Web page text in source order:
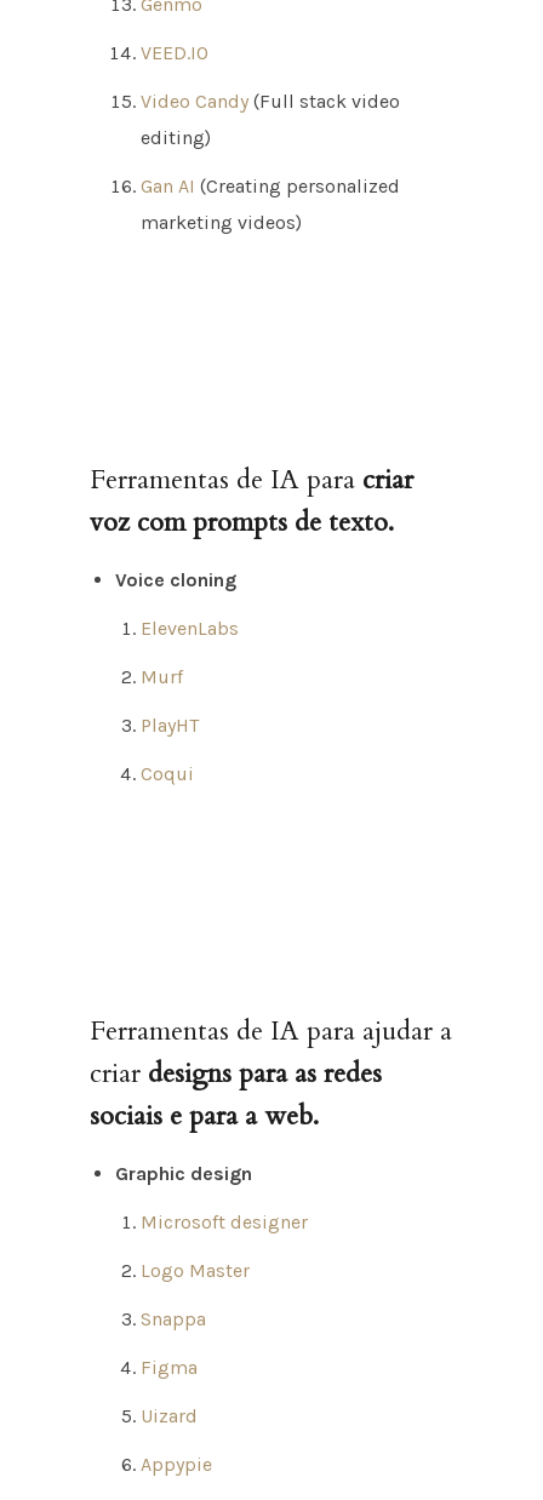
VEED.IO
Video Candy(Full stack video
editing)
Gan AI (Creating personalized
marketing videos)
Ferramentas de IA para criar
voz com prompts de texto.
Voice cloning
ElevenLabs
Murf
PlayHT
Coqui
Ferramentas de IA para ajudar a
criar designs para as redes
sociais e para a web.
Graphic design
Microsoft designer
Logo Master
Snappa
Figma
Uizard
Appypie